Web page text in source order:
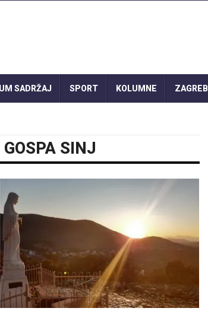
SADRŽAJ SPORT KOLUMNE ZAGREB
SINJ